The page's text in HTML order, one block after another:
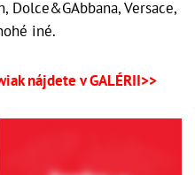
Dolce&GAbbana, Versace,
iné.
nájdete v GALÉRII>>